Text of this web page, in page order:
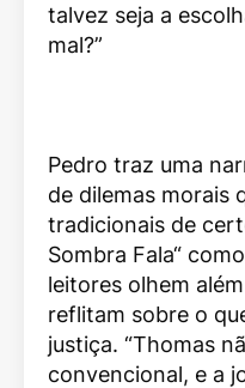
talvez seja a
mal?”
Pedro traz uma
de dilemas morais
tradicionais de
Sombra Fala“
leitores olhem
reflitam sobre o
justiça. “Thomas
convencional, e a